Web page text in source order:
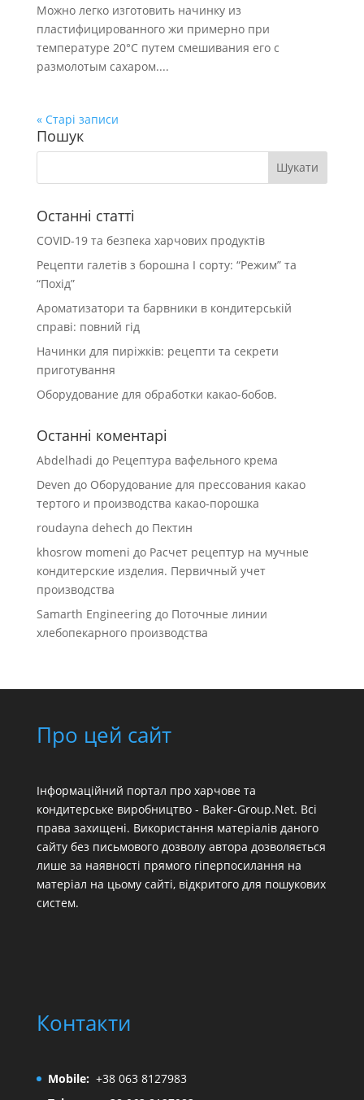
Можно легко изготовить начинку из
пластифицированного жи примерно при
температуре 20°С путем смешивания его с
размолотым сахаром....
« Старі записи
Пошук
Останні статті
COVID-19 та безпека харчових продуктів
Рецепти галетів з борошна І сорту: “Режим” та
“Похід”
Ароматизатори та барвники в кондитерській
справі: повний гід
Начинки для пиріжків: рецепти та секрети
приготування
Оборудование для обработки какао-бобов.
Останні коментарі
Abdelhadi до Рецептура вафельного крема
Deven до Оборудование для прессования какао
тертого и производства какао-порошка
roudayna dehech до Пектин
khosrow momeni до Расчет рецептур на мучные
кондитерские изделия. Первичный учет
производства
Samarth Engineeringдо Поточные линии
хлебопекарного производства
Про цей сайт
Інформаційний портал про харчове та
кондитерське виробництво - Baker-Group.Net. Всі
права захищені. Використання матеріалів даного
сайту без письмового дозволу автора дозволяється
лише за наявності прямого гіперпосилання на
матеріал на цьому сайті, відкритого для пошукових
систем.
Контакти
Mobile: +38 063 8127983